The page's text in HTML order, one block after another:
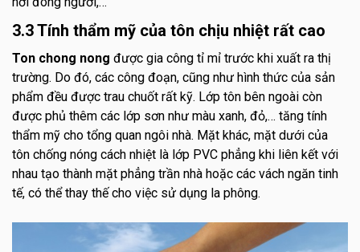
3.3 Tính thẩm mỹ của tôn chịu nhiệt rất cao
Ton chong nong được gia công tỉ mỉ trước khi xuất ra thị
trường. Do đó, các công đoạn, cũng như hình thức của sản
phẩm đều được trau chuốt rất kỹ. Lớp tôn bên ngoài còn
được phủ thêm các lớp sơn như màu xanh, đỏ,… tăng tính
thẩm mỹ cho tổng quan ngôi nhà. Mặt khác, mặt dưới của
tôn chống nóng cách nhiệt là lớp PVC phẳng khi liên kết với
nhau tạo thành mặt phẳng trần nhà hoặc các vách ngăn tinh
tế, có thể thay thế cho việc sử dụng la phông.